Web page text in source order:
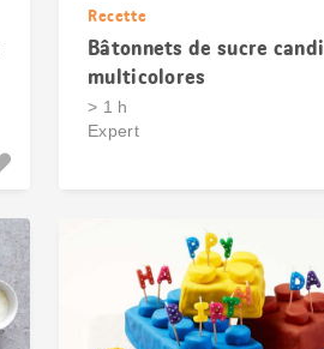
Recette
Bâtonnets de sucre candi
multicolores
> 1 h
Expert